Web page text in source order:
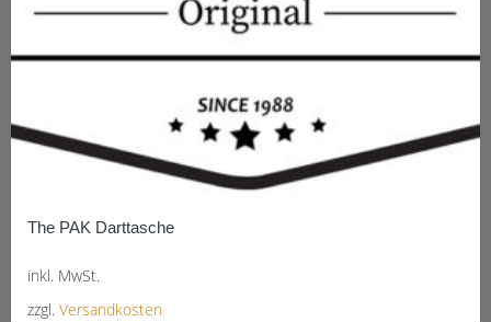
The PAK Darttasche
inkl. MwSt.
zzgl. Versandkosten